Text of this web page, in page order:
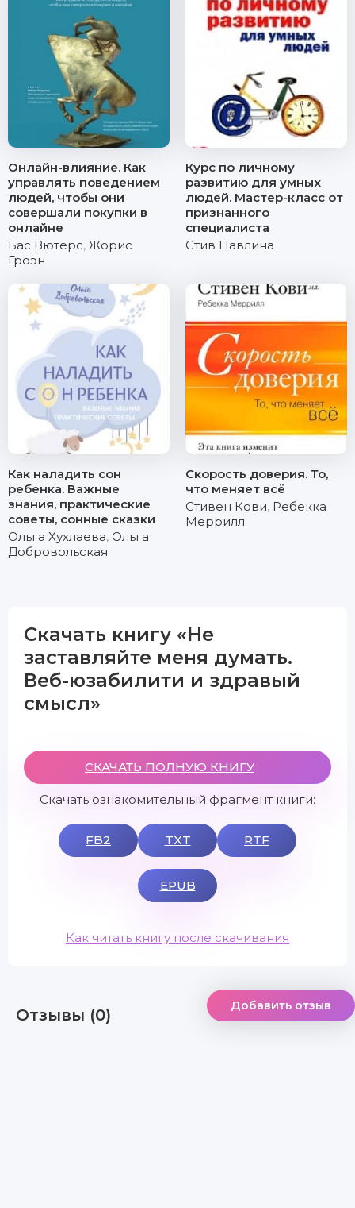
Онлайн-влияние. Как
управлять поведением
людей, чтобы они
совершали покупки в
онлайне
Бас Вютерс, Жорис
Гроэн
Курс по личному
развитию для умных
людей. Мастер-класс от
признанного
специалиста
Стив Павлина
Как наладить сон
ребенка. Важные
знания, практические
советы, сонные сказки
Ольга Хухлаева, Ольга
Добровольская
Скорость доверия. То,
что меняет всё
Стивен Кови, Ребекка
Меррилл
Скачать книгу «Не
заставляйте меня думать.
Веб-юзабилити и здравый
смысл»
СКАЧАТЬ ПОЛНУЮ КНИГУ
Скачать ознакомительный фрагмент книги:
FB2 TXT RTF
EPUB
Как читать книгу после скачивания
Отзывы (0) Добавить отзыв